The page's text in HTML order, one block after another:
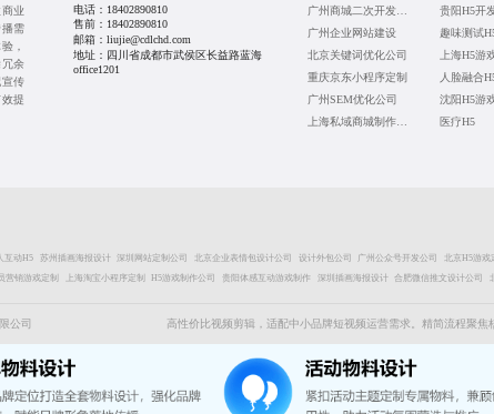
业
需
，
余
传
提
电话： 18402890810
售前： 18402890810
邮箱：liujie@cdlchd.com
地址：四川省成都市武侯区长益路蓝海
office1201
广州商城二次开发公司
广州企业网站建设
北京关键词优化公司
重庆京东小程序定制
广州SEM优化公司
上海私域商城制作公司
贵阳H5开
趣味测试
上海H5游
人脸融合
沈阳H5游
医疗H5
互动H5 苏州插画海报设计 深圳网站定制公司 北京企业表情包设计公司 设计外包公司 广州公众号开发公司 北京H5游戏
营销游戏定制 上海淘宝小程序定制 H5游戏制作公司 贵阳体感互动游戏制作 深圳插画海报设计 合肥微信推文设计公司
公司 高性价比视频剪辑，适配中小品牌短视频运营需求。精简流程聚焦